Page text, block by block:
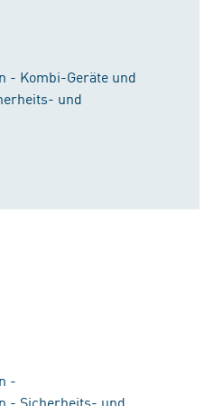
- Kombi-Geräte und
und
-
- Sicherheits- und